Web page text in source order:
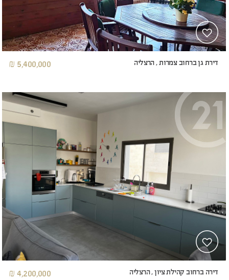
דירת גן ברחוב צמרות , הרצליה 5,400,000 ₪
דירה ברחוב קהילת ציון , הרצליה 4,200,000 ₪